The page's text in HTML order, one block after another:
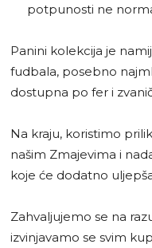
potpunosti ne
Panini kolekcija je
fudbala, posebno
dostupna po fer i
Na kraju, koristimo
našim Zmajevima i
koje će dodatno
Zahvaljujemo se na
izvinjavamo se svim